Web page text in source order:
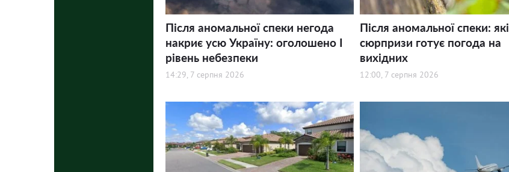
Після аномальної спеки негода
накриє усю Україну: оголошено І
рівень небезпеки
14:29, 7 серпня 2026
Після аномальної спеки: які
сюрпризи готує погода на
вихідних
12:00, 7 серпня 2026